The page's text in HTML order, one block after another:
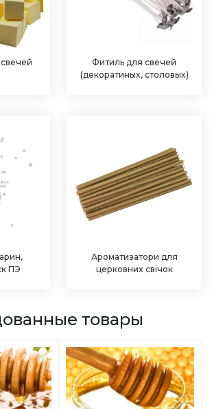
Фитиль для свечей
(декоратиных, столовых)
ПЭ
Ароматизатори для
церковних свічок
товары